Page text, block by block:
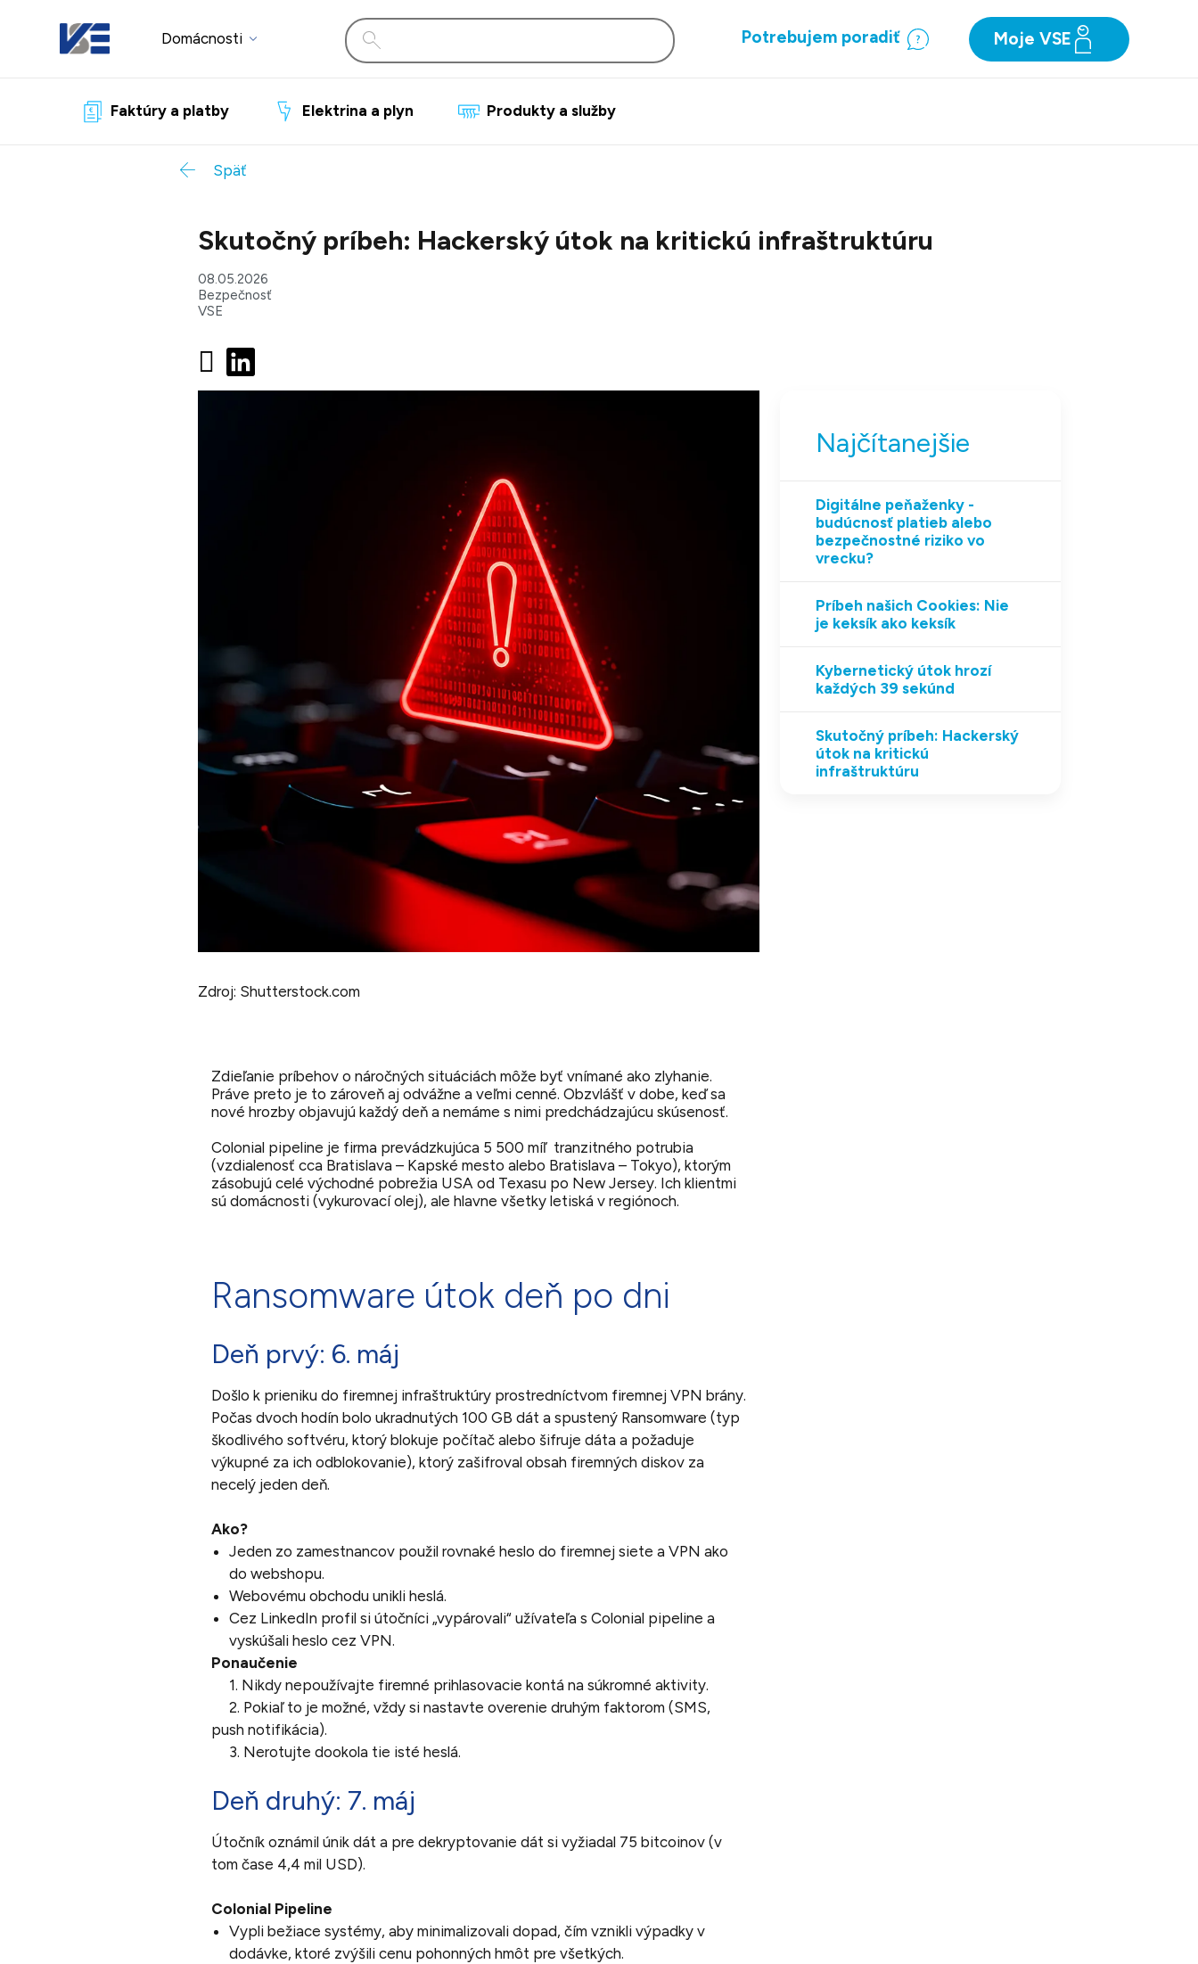
Domácnosti Potrebujem poradiť Moje VSE
Faktúry a platby Elektrina a plyn Produkty a služby
Späť
Skutočný príbeh: Hackerský útok na kritickú infraštruktúru
08.05.2026
Bezpečnosť
VSE
Najčítanejšie
Digitálne peňaženky -
budúcnosť platieb alebo
bezpečnostné riziko vo
vrecku?
Príbeh našich Cookies: Nie
je keksík ako keksík
Kybernetický útok hrozí
každých 39 sekúnd
Skutočný príbeh: Hackerský
útok na kritickú
infraštruktúru
Zdroj: Shutterstock.com
Zdieľanie príbehov o náročných situáciách môže byť vnímané ako zlyhanie.
Práve preto je to zároveň aj odvážne a veľmi cenné. Obzvlášť v dobe, keď sa
nové hrozby objavujú každý deň a nemáme s nimi predchádzajúcu skúsenosť.
Colonial pipeline je firma prevádzkujúca 5 500 míľ tranzitného potrubia
(vzdialenosť cca Bratislava – Kapské mesto alebo Bratislava – Tokyo), ktorým
zásobujú celé východné pobrežia USA od Texasu po New Jersey. Ich klientmi
sú domácnosti (vykurovací olej), ale hlavne všetky letiská v regiónoch.
Ransomware útok deň po dni
Deň prvý: 6. máj
Došlo k prieniku do firemnej infraštruktúry prostredníctvom firemnej VPN brány.
Počas dvoch hodín bolo ukradnutých 100 GB dát a spustený Ransomware (typ
škodlivého softvéru, ktorý blokuje počítač alebo šifruje dáta a požaduje
výkupné za ich odblokovanie), ktorý zašifroval obsah firemných diskov za
necelý jeden deň.
Ako?
Jeden zo zamestnancov použil rovnaké heslo do firemnej siete a VPN ako
do webshopu.
Webovému obchodu unikli heslá.
Cez LinkedIn profil si útočníci „vypárovali“ užívateľa s Colonial pipeline a
vyskúšali heslo cez VPN.
Ponaučenie
1. Nikdy nepoužívajte firemné prihlasovacie kontá na súkromné aktivity.
2. Pokiaľ to je možné, vždy si nastavte overenie druhým faktorom (SMS,
push notifikácia).
3. Nerotujte dookola tie isté heslá.
Deň druhý: 7. máj
Útočník oznámil únik dát a pre dekryptovanie dát si vyžiadal 75 bitcoinov (v
tom čase 4,4 mil USD).
Colonial Pipeline
Vypli bežiace systémy, aby minimalizovali dopad, čím vznikli výpadky v
dodávke, ktoré zvýšili cenu pohonných hmôt pre všetkých.